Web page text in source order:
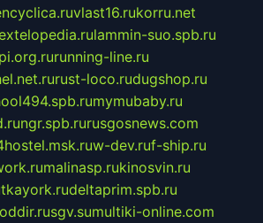
vlast16.rukorru.net
lammin-suo.spb.ru
running-line.ru
rust-loco.rudugshop.ru
mymubaby.ru
ngr.spb.rurusgosnews.com
w-dev.ruf-ship.ru
malinasp.rukinosvin.ru
deltaprim.spb.ru
sgv.sumultiki-online.com